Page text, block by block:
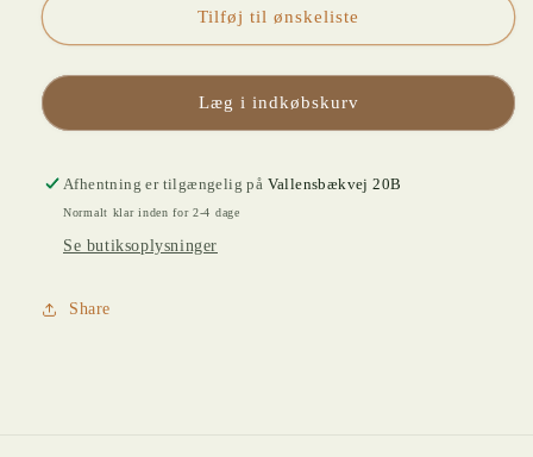
WHITE
SAGA
HEM_
WHITE
SAGA
Tilføj til ønskeliste
Læg i indkøbskurv
Afhentning er tilgængelig på Vallensbækvej 20B
Normalt klar inden for 2-4 dage
Se butiksoplysninger
Share